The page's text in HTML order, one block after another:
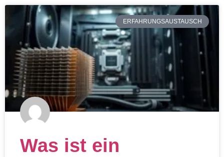
ERFAHRUNGSAUSTAUSCH
Was ist ein